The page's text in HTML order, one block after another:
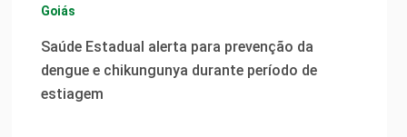
Goiás
Saúde Estadual alerta para prevenção da
dengue e chikungunya durante período de
estiagem